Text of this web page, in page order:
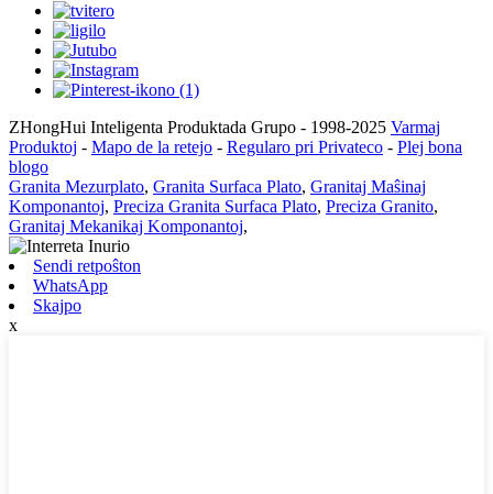
ZHongHui Inteligenta Produktada Grupo - 1998-2025 Varmaj
Produktoj - Mapo de la retejo - Regularo pri Privateco - Plej bona
blogo
Granita Mezurplato, Granita Surfaca Plato, Granitaj Maŝinaj
Komponantoj, Preciza Granita Surfaca Plato, Preciza Granito,
Granitaj Mekanikaj Komponantoj,
Sendi retpoŝton
WhatsApp
Skajpo
x